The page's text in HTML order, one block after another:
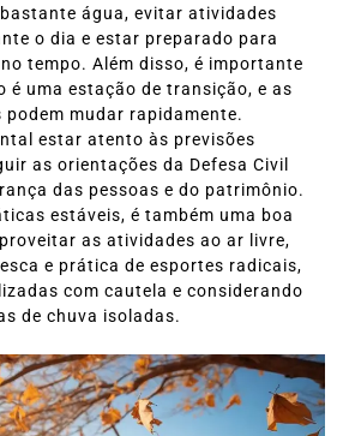
água, evitar atividades
o dia e estar preparado para
tempo. Além disso, é importante
é uma estação de transição, e as
mudar rapidamente.
estar atento às previsões
as orientações da Defesa Civil
das pessoas e do patrimônio.
estáveis, é também uma boa
as atividades ao ar livre,
e prática de esportes radicais,
com cautela e considerando
de chuva isoladas.